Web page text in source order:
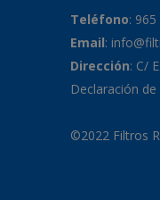
Teléfono:
Email:
Dirección: C/
Declaración
©2022 Filtros